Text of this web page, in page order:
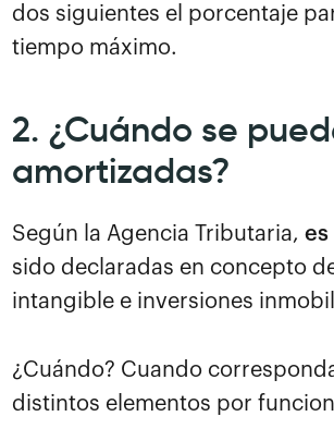
dos siguientes el porcentaje
tiempo máximo.
2. ¿Cuándo se
amortizadas?
Según la Agencia Tributaria, es
sido declaradas en concepto
intangible e inversiones
¿Cuándo? Cuando
distintos elementos por